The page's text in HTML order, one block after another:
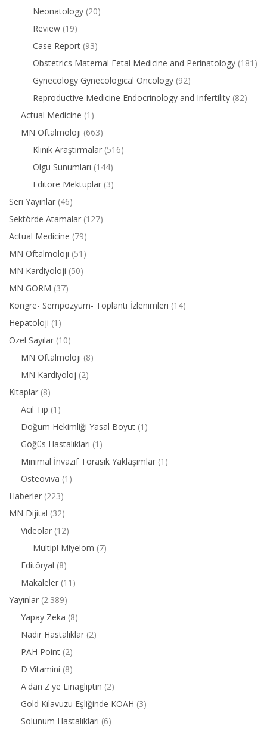
Neonatology (20)
Review (19)
Case Report (93)
Obstetrics Maternal Fetal Medicine and Perinatology (181)
Gynecology Gynecological Oncology (92)
Reproductive Medicine Endocrinology and Infertility (82)
Actual Medicine (1)
MN Oftalmoloji (663)
Klinik Araştırmalar (516)
Olgu Sunumları (144)
Editöre Mektuplar (3)
Seri Yayınlar (46)
Sektörde Atamalar (127)
Actual Medicine (79)
MN Oftalmoloji (51)
MN Kardiyoloji (50)
MN GORM (37)
Kongre- Sempozyum- Toplantı İzlenimleri (14)
Hepatoloji (1)
Özel Sayılar (10)
MN Oftalmoloji (8)
MN Kardiyoloj (2)
Kitaplar (8)
Acil Tıp (1)
Doğum Hekimliği Yasal Boyut (1)
Göğüs Hastalıkları (1)
Minimal İnvazif Torasik Yaklaşımlar (1)
Osteoviva (1)
Haberler (223)
MN Dijital (32)
Videolar (12)
Multipl Miyelom (7)
Editöryal (8)
Makaleler (11)
Yayınlar (2.389)
Yapay Zeka (8)
Nadir Hastalıklar (2)
PAH Point (2)
D Vitamini (8)
A'dan Z'ye Linagliptin (2)
Gold Kılavuzu Eşliğinde KOAH (3)
Solunum Hastalıkları (6)